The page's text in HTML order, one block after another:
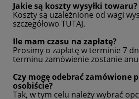
Jakie są koszty wysyłki towaru?
Koszty są uzależnione od wagi
szczegółowo TUTAJ.
Ile mam czasu na zapłatę?
Prosimy o zapłatę w terminie 7
terminu zamówienie zostanie
Czy mogę odebrać zamówione
osobiście?
Tak, w tym celu należy wybrać